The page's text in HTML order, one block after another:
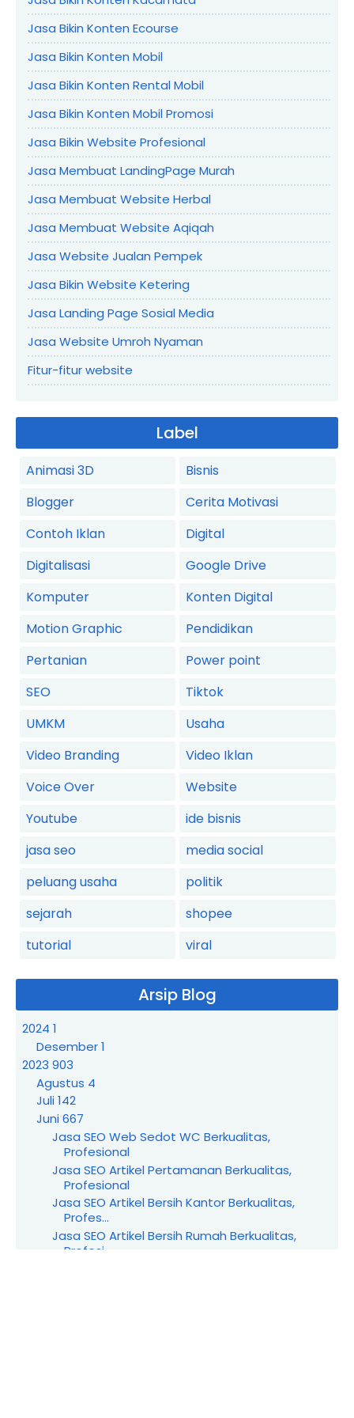
Jasa Bikin Konten Ecourse
Jasa Bikin Konten Mobil
Jasa Bikin Konten Rental Mobil
Jasa Bikin Konten Mobil Promosi
Jasa Bikin Website Profesional
Jasa Membuat LandingPage Murah
Jasa Membuat Website Herbal
Jasa Membuat Website Aqiqah
Jasa Website Jualan Pempek
Jasa Bikin Website Ketering
Jasa Landing Page Sosial Media
Jasa Website Umroh Nyaman
Fitur-fitur website
Label
Animasi 3D
Bisnis
Blogger
Cerita Motivasi
Contoh Iklan
Digital
Digitalisasi
Google Drive
Komputer
Konten Digital
Motion Graphic
Pendidikan
Pertanian
Power point
SEO
Tiktok
UMKM
Usaha
Video Branding
Video Iklan
Voice Over
Website
Youtube
ide bisnis
jasa seo
media social
peluang usaha
politik
sejarah
shopee
tutorial
viral
Arsip Blog
2024 1
Desember1
2023 903
Agustus 4
Juli142
Juni667
Jasa SEO Web Sedot WC Berkualitas,
Profesional
Jasa SEO Artikel Pertamanan Berkualitas,
Profesional
Jasa SEO Artikel Bersih Kantor Berkualitas,
Profes...
Jasa SEO Artikel Bersih Rumah Berkualitas,
Profesi...